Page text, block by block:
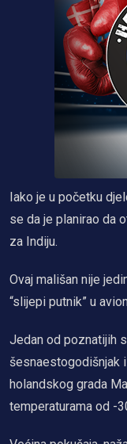
Iako je u početku
se da je planirao da
za Indiju.
Ovaj mališan nije
“slijepi putnik” u
Jedan od poznatijih
šesnaestogodišnjak
holandskog grada
temperaturama od -